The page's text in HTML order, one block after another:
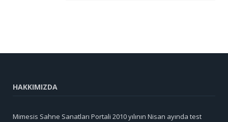
HAKKIMIZDA
Mimesis Sahne Sanatları Portali 2010 yılının Nisan ayında test